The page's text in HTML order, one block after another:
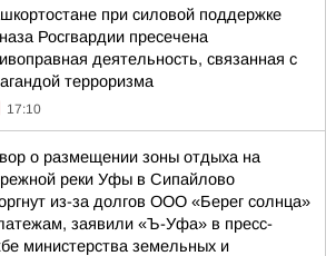
при силовой поддержке
Росгвардии пресечена
деятельность, связанная с
терроризма
17:10
о размещении зоны отдыха на
реки Уфы в Сипайлово
из-за долгов ООО «Берег солнца»
заявили «Ъ-Уфа» в пресс-
министерства земельных и